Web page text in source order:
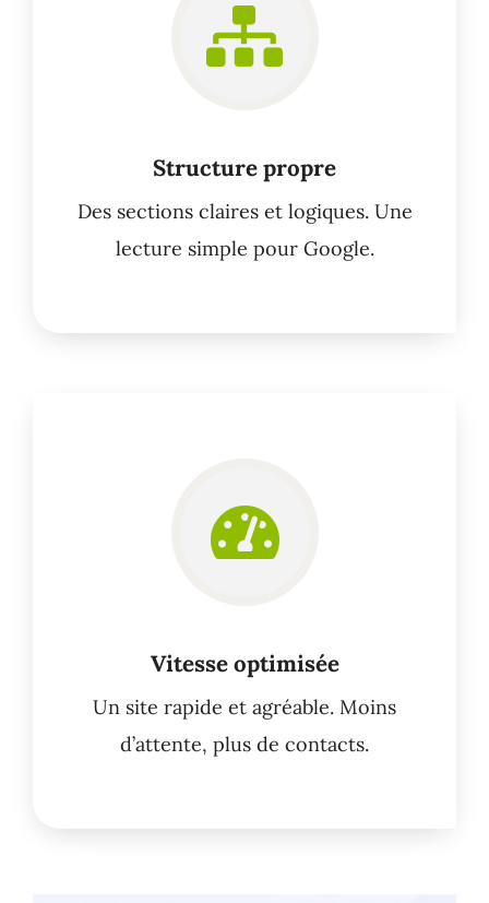
Structure propre
Des sections claires et logiques. Une
lecture simple pour Google.
Vitesse optimisée
Un site rapide et agréable. Moins
d’attente, plus de contacts.